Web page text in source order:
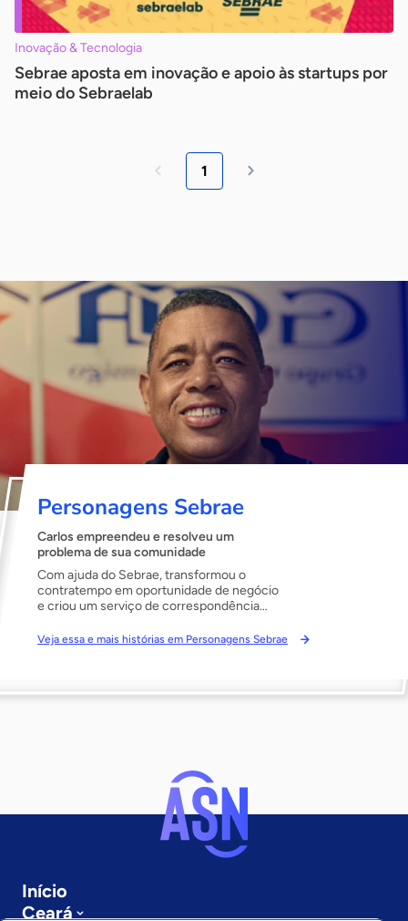
Inovação & Tecnologia
Sebrae aposta em inovação e apoio às startups por
meio do Sebraelab
1
Personagens Sebrae
Carlos empreendeu e resolveu um
problema de sua comunidade
Com ajuda do Sebrae, transformou o
contratempo em oportunidade de negócio
e criou um serviço de correspondência
comunidades do Rio de Janeiro.
Veja essa e mais histórias em Personagens Sebrae
Início
Ceará